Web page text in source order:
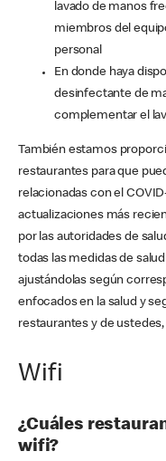
lavado de manos
miembros del
personal
En donde haya
desinfectante de
complementar el
También estamos
restaurantes para que
relacionadas con el
actualizaciones más
por las autoridades de
todas las medidas de
ajustándolas según
enfocados en la salud y
restaurantes y de
Wifi
¿Cuáles
wifi?